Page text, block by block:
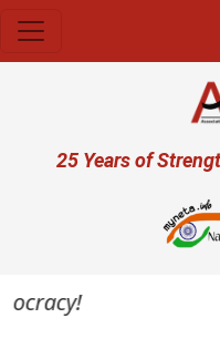
User
25 Years of